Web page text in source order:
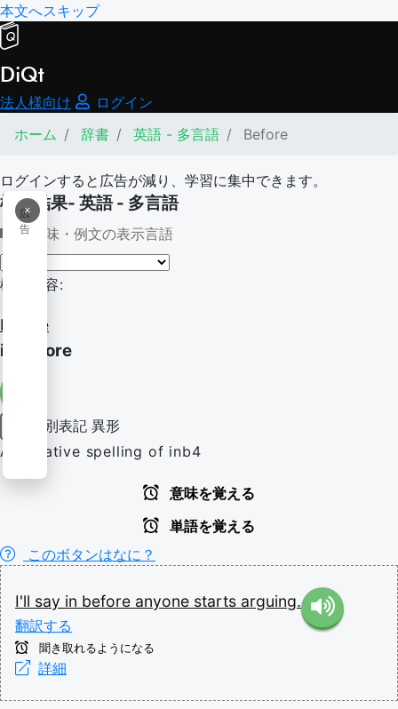
本文へスキップ
DiQt
法人様向け
ログイン
ホーム
辞書 英語 - 多言語 Before
ログインすると広告が減り、学習に集中できます。
×
広
告
検索結果- 英語 - 多言語
意味・例文の表示言語
検索内容:
Before
in before
別表記 異形
Alternative spelling of inb4
意味を覚える
単語を覚える
このボタンはなに？
I'll say in before anyone starts arguing.
翻訳する
聞き取れるようになる
詳細